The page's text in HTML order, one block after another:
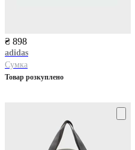
₴ 898
adidas
Сумка
Товар розкуплено